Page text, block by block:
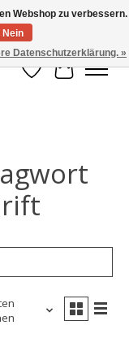
Wunschzettel
Ihr
Webshop zu verbessern.
Nein
Datenschutzerklärung. »